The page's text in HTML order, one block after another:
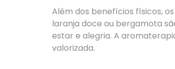
Além dos benefícios físicos,
laranja doce ou bergamota
estar e alegria. A
valorizada.